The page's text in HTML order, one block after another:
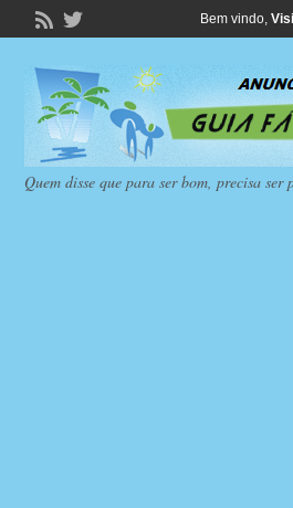
Bem vindo,
Quem disse que para ser bom, precisa ser